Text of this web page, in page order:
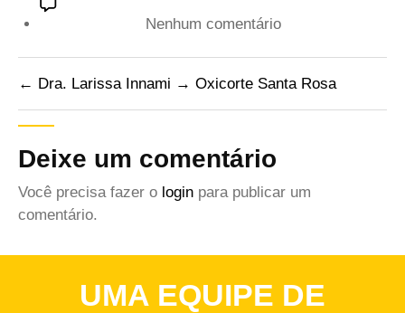
Nenhum comentárioem
Construção
← Dra. Larissa Innami → Oxicorte Santa Rosa
Deixe um comentário
Você precisa fazer o login para publicar um
comentário.
UMA EQUIPE DE